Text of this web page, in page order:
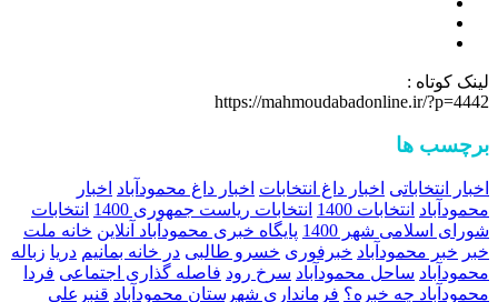
لینک کوتاه :
https://mahmoudabadonline.ir/?p=4442
برچسب ها
اخبار انتخاباتی اخبار داغ انتخابات اخبار داغ محمودآباد اخبار
محمودآباد انتخابات 1400 انتخابات ریاست جمهوری 1400
انتخابات
شورای اسلامی شهر 1400
پایگاه خبری محمودآباد آنلاین خانه ملت
خبر خبر محمودآباد خبرفوری خسرو طالبی در خانه بمانیم دریا زباله
محمودآباد ساحل محمودآباد سرخ رود فاصله گذاری اجتماعی فردا
محمودآباد چه خبره؟ فرمانداری شهرستان محمودآباد قنبرعلی